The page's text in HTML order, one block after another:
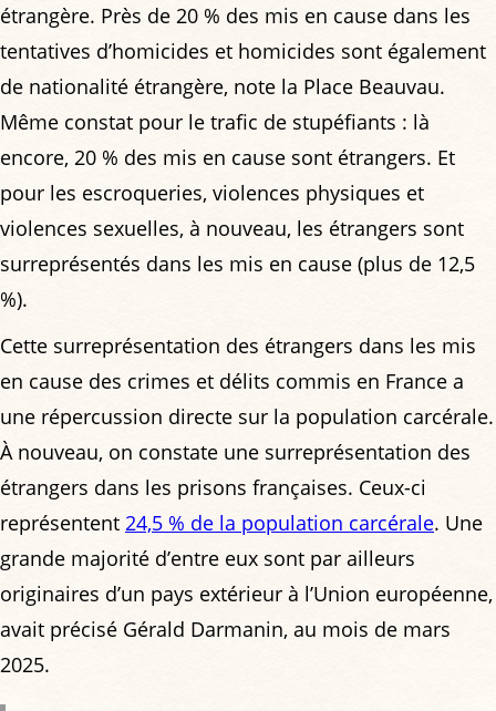
étrangère. Près de 20 % des mis en cause dans les
tentatives d’homicides et homicides sont également
de nationalité étrangère, note la Place Beauvau.
Même constat pour le trafic de stupéfiants : là
encore, 20 % des mis en cause sont étrangers. Et
pour les escroqueries, violences physiques et
violences sexuelles, à nouveau, les étrangers sont
surreprésentés dans les mis en cause (plus de 12,5
%).
Cette surreprésentation des étrangers dans les mis
en cause des crimes et délits commis en France a
une répercussion directe sur la population carcérale.
À nouveau, on constate une surreprésentation des
étrangers dans les prisons françaises. Ceux-ci
représentent 24,5 % de la population carcérale. Une
grande majorité d’entre eux sont par ailleurs
originaires d’un pays extérieur à l’Union européenne,
avait précisé Gérald Darmanin, au mois de mars
2025.